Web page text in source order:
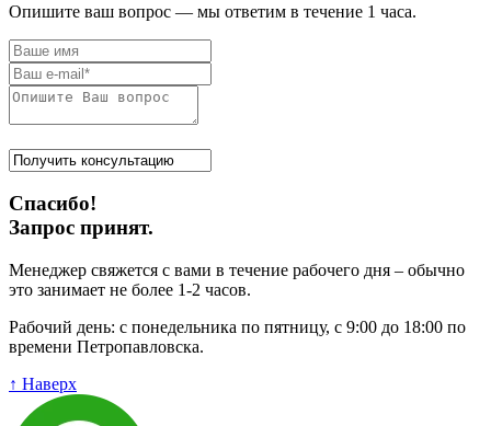
Опишите ваш вопрос — мы ответим в течение 1 часа.
Спасибо!
Запрос принят.
Менеджер свяжется с вами в течение рабочего дня – обычно
это занимает не более 1-2 часов.
Рабочий день: с понедельника по пятницу, с 9:00 до 18:00 по
времени Петропавловска.
↑ Наверх